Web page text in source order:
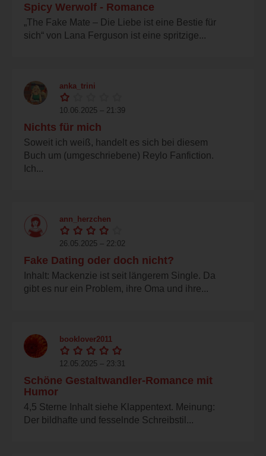
Spicy Werwolf - Romance
„The Fake Mate – Die Liebe ist eine Bestie für
sich“ von Lana Ferguson ist eine spritzige...
anka_trini
10.06.2025 – 21:39
Nichts für mich
Soweit ich weiß, handelt es sich bei diesem
Buch um (umgeschriebene) Reylo Fanfiction.
Ich...
ann_herzchen
26.05.2025 – 22:02
Fake Dating oder doch nicht?
Inhalt: Mackenzie ist seit längerem Single. Da
gibt es nur ein Problem, ihre Oma und ihre...
booklover2011
12.05.2025 – 23:31
Schöne Gestaltwandler-Romance mit
Humor
4,5 Sterne Inhalt siehe Klappentext. Meinung:
Der bildhafte und fesselnde Schreibstil...